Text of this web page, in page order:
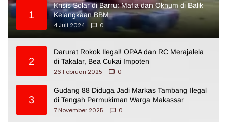
1
Krisis Solar di Barru: Mafia dan Oknum di Balik
Kelangkaan BBM
4 Juli 2024
0
2
Darurat Rokok Ilegal! OPAA dan RC Merajalela
di Takalar, Bea Cukai Impoten
26 Februari 2025
0
3
Gudang 88 Diduga Jadi Markas Tambang Ilegal
di Tengah Permukiman Warga Makassar
7 November 2025
0